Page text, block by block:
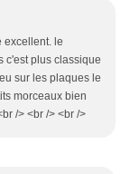
excellent. le
c'est plus classique
sur les plaques le
morceaux bien
/> <br /> <br />